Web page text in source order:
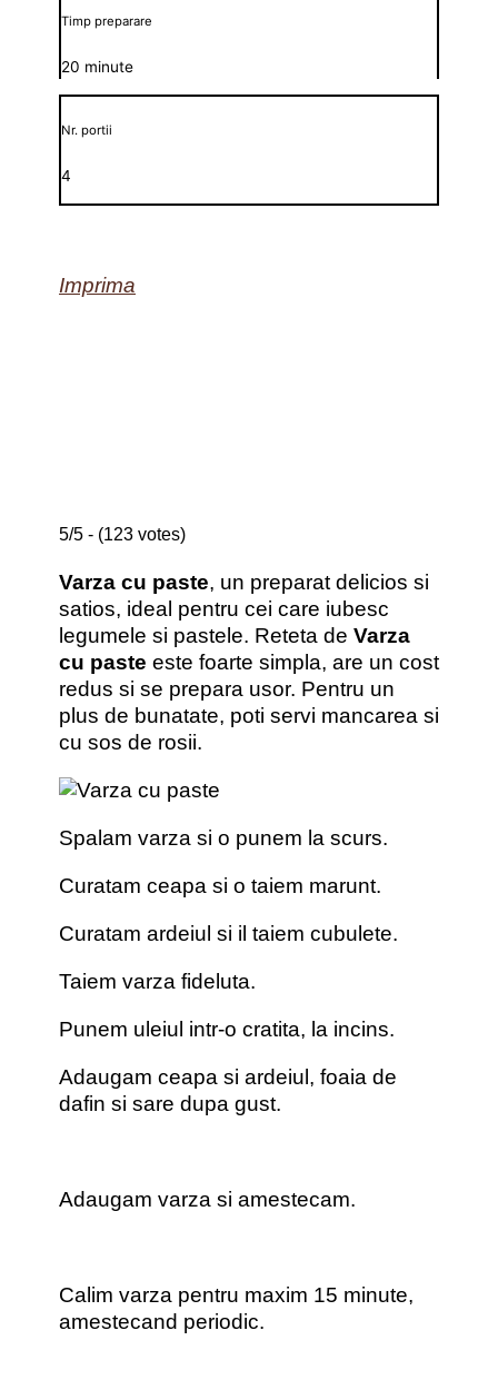
Timp preparare
20 minute
Nr. portii
4
Imprima
5/5 - (123 votes)
Varza cu paste, un preparat delicios si
satios, ideal pentru cei care iubesc
legumele si pastele. Reteta de Varza
cu paste este foarte simpla, are un cost
redus si se prepara usor. Pentru un
plus de bunatate, poti servi mancarea si
cu sos de rosii.
Spalam varza si o punem la scurs.
Curatam ceapa si o taiem marunt.
Curatam ardeiul si il taiem cubulete.
Taiem varza fideluta.
Punem uleiul intr-o cratita, la incins.
Adaugam ceapa si ardeiul, foaia de
dafin si sare dupa gust.
Adaugam varza si amestecam.
Calim varza pentru maxim 15 minute,
amestecand periodic.